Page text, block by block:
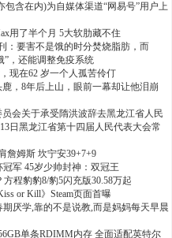
含在内)为自媒体渠道“网易号”用户上
用了半个月 5大软肋藏不住
要害不是饿的时分焚烧脂肪，而
”，还能调整免疫系统
现在62 岁一个人孤苦伶仃
，8年后上山，眼前一幕却让他泪崩
关于承受隋洪波辞去黑龙江省人民
日黑龙江省第十四届人民代表大会常
姆斯 坎宁安39+7+9
军 45岁少帅封神：双冠王
程豹豹8/豹5闪充版30.58万起
or Kill》Steam页面首曝
厌学,靠的不是说教,而是妈妈每天早晨
单条RDIMM内存 全面适配英特尔